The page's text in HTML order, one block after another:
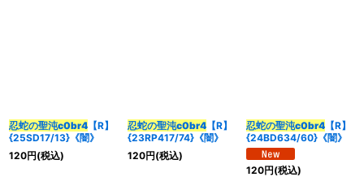
カテゴリ
忍蛇の聖沌c0br4 【R】
{25SD17/13}《闇》
120円(税込)
忍蛇の聖沌c0br4【R】
{23RP417/74}《闇》
120円(税込)
忍蛇の聖沌c0br4【R】
{24BD634/60}《闇》
120円(税込)